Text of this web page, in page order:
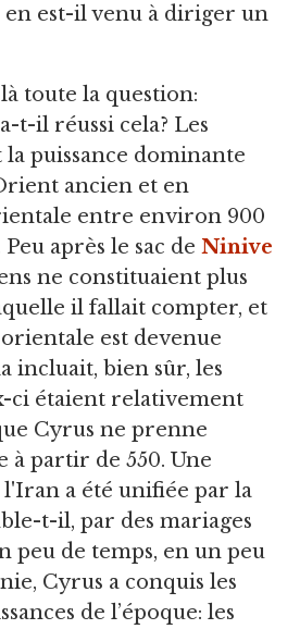
est-il venu à diriger un
toute la question:
t-il réussi cela? Les
puissance dominante
ancien et en
entre environ 900
après le sac de Ninive
ne constituaient plus
il fallait compter, et
est devenue
incluait, bien sûr, les
ci étaient relativement
Cyrus ne prenne
à partir de 550. Une
a été unifiée par la
t-il, par des mariages
peu de temps, en un peu
Cyrus a conquis les
de l’époque: les